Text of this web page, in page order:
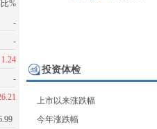
%
-
-
1.24
-
投资体检
上市以来涨跌幅
今年涨跌幅